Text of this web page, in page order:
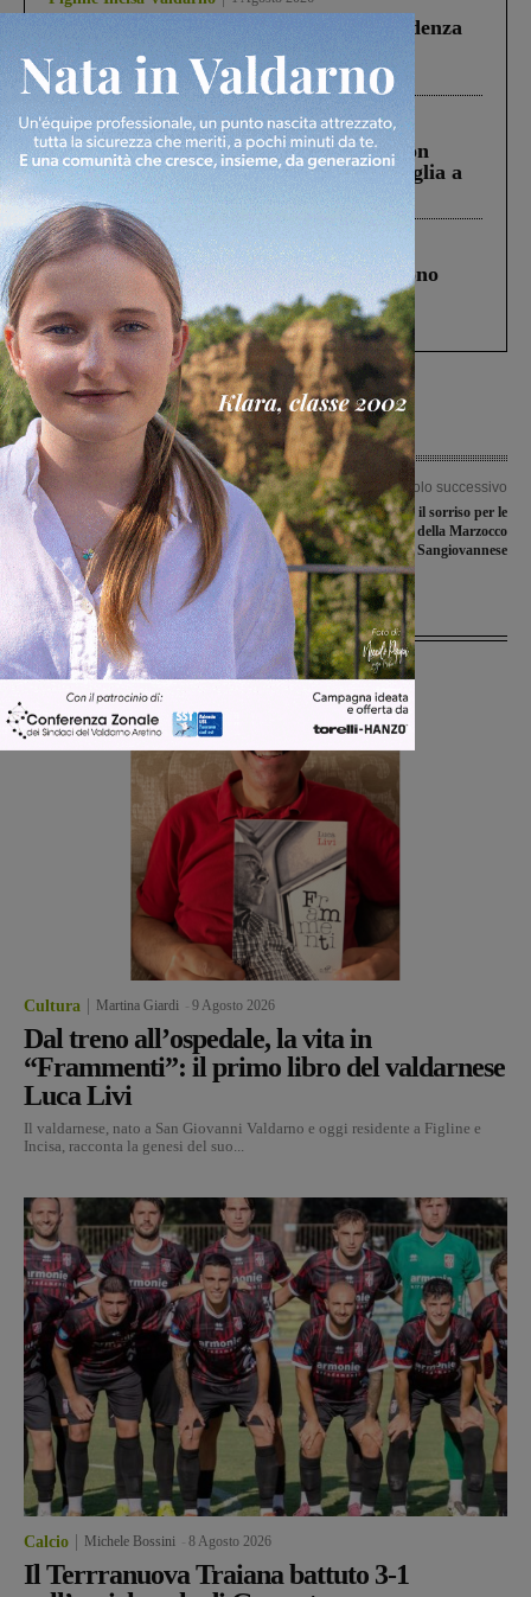
Piscina di Figline finanziata oltre la scadenza
Pnrr, il gruppo di Fratelli d’Italia: “Un
ringraziamento al Governo”
Cronaca 3 Agosto 2026
Scomparso da una struttura di Castiglion
Fiorentino l’uomo che aveva ucciso la figlia a
Levane nel 2020
Cronaca 4 Agosto 2026
Un anno fa la strage in A1 in cui morirono
Gianni, Giulia e Franco. Lo schianto, il
processo, lo stop ai sorpassi fra tir....
Articolo precedente
Gran brutta giornata, la valdarnesi
non vanno oltre il pareggio
Articolo successivo
Esordio con il sorriso per le
giovanissime della Marzocco
Sangiovannese
Ultime Notizie
Cultura Martina Giardi 9 Agosto 2026
Dal treno all’ospedale, la vita in
“Frammenti”: il primo libro del valdarnese
Luca Livi
Il valdarnese, nato a San Giovanni Valdarno e oggi residente a Figline e
Incisa, racconta la genesi del suo...
Calcio Michele Bossini 8 Agosto 2026
Il Terrranuova Traiana battuto 3-1